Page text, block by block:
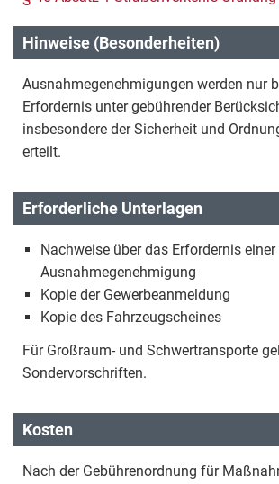
Hinweise (Besonderheiten)
Ausnahmegenehmigungen werden nur
Erfordernis unter gebührender
insbesondere der Sicherheit und
erteilt.
Erforderliche Unterlagen
Nachweise über das Erfordernis einer
Ausnahmegenehmigung
Kopie der Gewerbeanmeldung
Kopie des Fahrzeugscheines
Für Großraum- und Schwertransporte
Sondervorschriften.
Kosten
Nach der Gebührenordnung für